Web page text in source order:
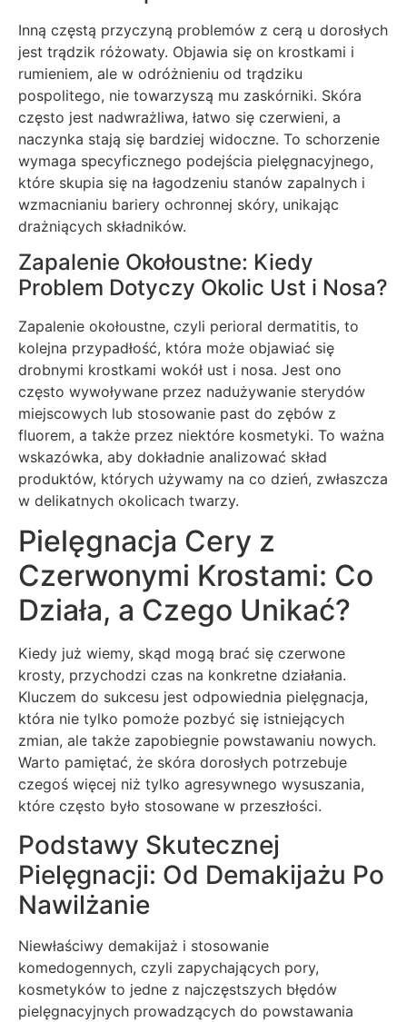
Inną częstą przyczyną problemów z cerą u dorosłych
jest trądzik różowaty. Objawia się on krostkami i
rumieniem, ale w odróżnieniu od trądziku
pospolitego, nie towarzyszą mu zaskórniki. Skóra
często jest nadwrażliwa, łatwo się czerwieni, a
naczynka stają się bardziej widoczne. To schorzenie
wymaga specyficznego podejścia pielęgnacyjnego,
które skupia się na łagodzeniu stanów zapalnych i
wzmacnianiu bariery ochronnej skóry, unikając
drażniących składników.
Zapalenie Okołoustne: Kiedy
Problem Dotyczy Okolic Ust i Nosa?
Zapalenie okołoustne, czyli perioral dermatitis, to
kolejna przypadłość, która może objawiać się
drobnymi krostkami wokół ust i nosa. Jest ono
często wywoływane przez nadużywanie sterydów
miejscowych lub stosowanie past do zębów z
fluorem, a także przez niektóre kosmetyki. To ważna
wskazówka, aby dokładnie analizować skład
produktów, których używamy na co dzień, zwłaszcza
w delikatnych okolicach twarzy.
Pielęgnacja Cery z
Czerwonymi Krostami: Co
Działa, a Czego Unikać?
Kiedy już wiemy, skąd mogą brać się czerwone
krosty, przychodzi czas na konkretne działania.
Kluczem do sukcesu jest odpowiednia pielęgnacja,
która nie tylko pomoże pozbyć się istniejących
zmian, ale także zapobiegnie powstawaniu nowych.
Warto pamiętać, że skóra dorosłych potrzebuje
czegoś więcej niż tylko agresywnego wysuszania,
które często było stosowane w przeszłości.
Podstawy Skutecznej
Pielęgnacji: Od Demakijażu Po
Nawilżanie
Niewłaściwy demakijaż i stosowanie
komedogennych, czyli zapychających pory,
kosmetyków to jedne z najczęstszych błędów
pielęgnacyjnych prowadzących do powstawania